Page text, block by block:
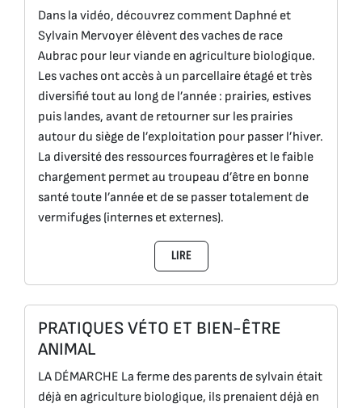
Dans la vidéo, découvrez comment Daphné et
Sylvain Mervoyer élèvent des vaches de race
Aubrac pour leur viande en agriculture biologique.
Les vaches ont accès à un parcellaire étagé et très
diversifié tout au long de l’année : prairies, estives
puis landes, avant de retourner sur les prairies
autour du siège de l’exploitation pour passer l’hiver.
La diversité des ressources fourragères et le faible
chargement permet au troupeau d’être en bonne
santé toute l’année et de se passer totalement de
vermifuges (internes et externes).
LIRE
PRATIQUES VÉTO ET BIEN-ÊTRE
ANIMAL
LA DÉMARCHE La ferme des parents de sylvain était
déjà en agriculture biologique, ils prenaient déjà en